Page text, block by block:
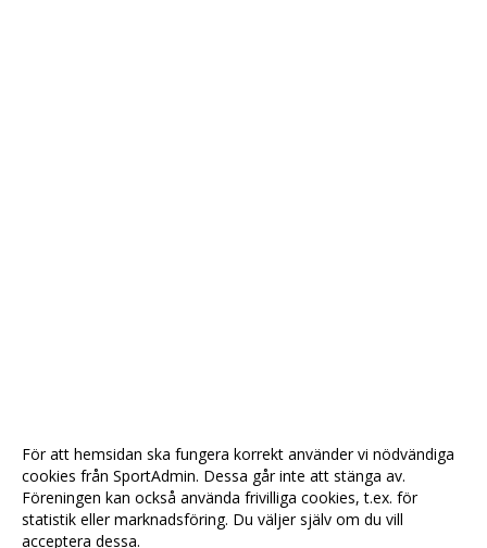
För att hemsidan ska fungera korrekt använder vi nödvändiga
cookies från SportAdmin. Dessa går inte att stänga av.
Föreningen kan också använda frivilliga cookies, t.ex. för
statistik eller marknadsföring. Du väljer själv om du vill
acceptera dessa.